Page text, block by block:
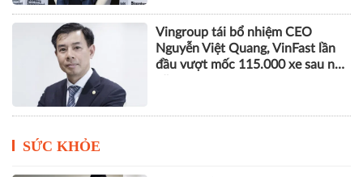
Phó Chủ tịch SHB Đỗ Quang Vinh
tham gia Đoàn Chủ tịch Hội
Doanh nhân trẻ Việt Nam khóa